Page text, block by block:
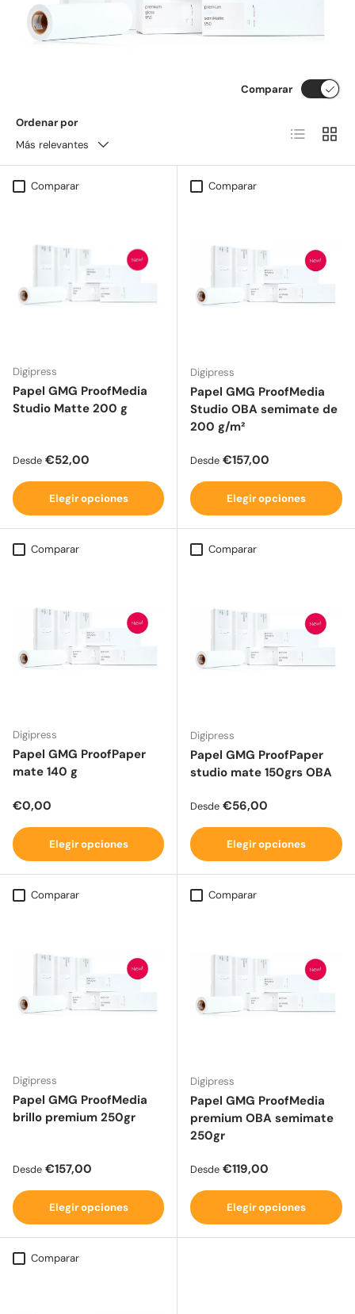
Ordenar por
Más relevantes
Comparar
Lista
Comparar
Digipress
Papel GMG ProofMedia
Studio Matte 200 g
Precio normal
Desde €52,00
Elegir opciones
Comparar
Digipress
Papel GMG ProofMedia
Studio OBA semimate de
200 g/m²
Precio normal
Desde €157,00
Elegir opciones
Comparar
Digipress
Papel GMG ProofPaper
mate 140 g
Precio normal
€0,00
Elegir opciones
Comparar
Digipress
Papel GMG ProofPaper
studio mate 150grs OBA
Precio normal
Desde €56,00
Elegir opciones
Comparar
Digipress
Papel GMG ProofMedia
brillo premium 250gr
Precio normal
Desde €157,00
Elegir opciones
Comparar
Digipress
Papel GMG ProofMedia
premium OBA semimate
250gr
Precio normal
Desde €119,00
Elegir opciones
Comparar